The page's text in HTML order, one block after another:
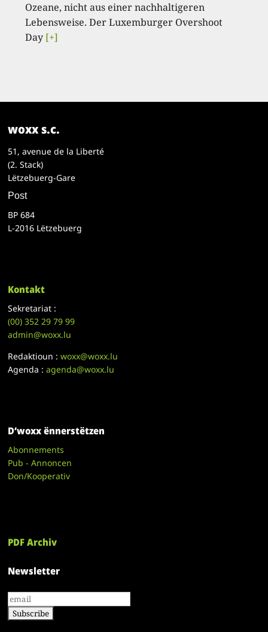
Ozeane, nicht aus einer nachhaltigeren
Lebensweise. Der Luxemburger Overshoot
Day [+]
woxx s.c.
51, avenue de la Liberté
(2. Stack)
Lëtzebuerg-Gare
Post
BP 684
L-2016 Lëtzebuerg
Kontakt
Sekretariat :
(00)352 29 79 99
admin@woxx.lu
Redaktioun :woxx@woxx.lu
Agenda :agenda@woxx.lu
D’woxx ënnerstëtzen
Abonnements
Pub - Annoncen
Don/Kooperativ
PDF Archiv
Newsletter